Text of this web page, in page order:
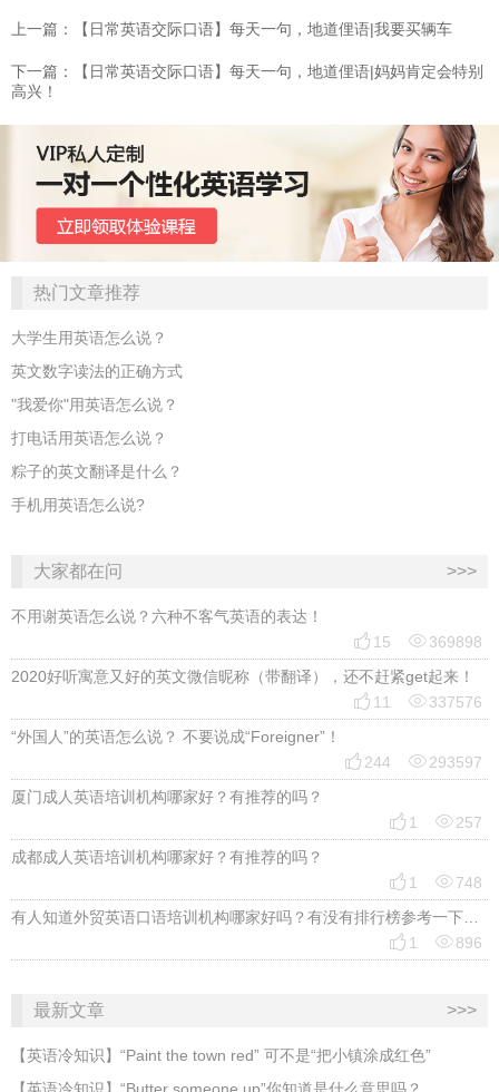
上一篇：【日常英语交际口语】每天一句，地道俚语|我要买辆车
下一篇：【日常英语交际口语】每天一句，地道俚语|妈妈肯定会特别
高兴！
热门文章推荐
大学生用英语怎么说？
英文数字读法的正确方式
"我爱你"用英语怎么说？
打电话用英语怎么说？
粽子的英文翻译是什么？
手机用英语怎么说?
大家都在问 >>>
不用谢英语怎么说？六种不客气英语的表达！
 15 369898
2020好听寓意又好的英文微信昵称（带翻译），还不赶紧get起来！
 11 337576
“外国人”的英语怎么说？ 不要说成“Foreigner”！
 244 293597
厦门成人英语培训机构哪家好？有推荐的吗？
 1 257
成都成人英语培训机构哪家好？有推荐的吗？
 1 748
有人知道外贸英语口语培训机构哪家好吗？有没有排行榜参考一下？最好说下费用
 1 896
最新文章 >>>
​【英语冷知识】“Paint the town red” 可不是“把小镇涂成红色”